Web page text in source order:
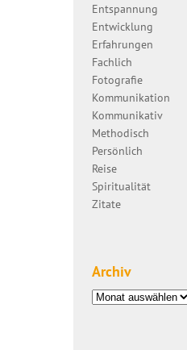
Entspannung
Entwicklung
Erfahrungen
Fachlich
Fotografie
Kommunikation
Kommunikativ
Methodisch
Persönlich
Reise
Spiritualität
Zitate
Archiv
Archiv